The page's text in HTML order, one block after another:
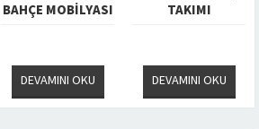
BAHÇE MOBİLYASI
DEVAMINI OKU
TAKIMI
DEVAMINI OKU